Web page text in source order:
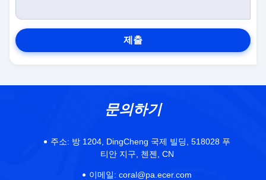
제출
문의하기
주소: 방 1204, DingCheng 국제 빌딩, 518028 푸
티안 지구, 첸젠, CN
이메일: coral@pa.ecer.com